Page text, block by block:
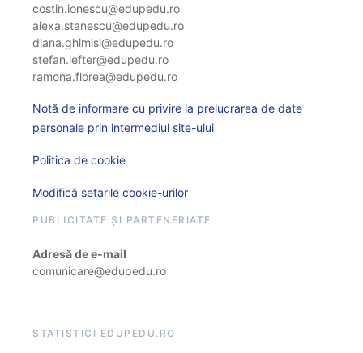
costin.ionescu@edupedu.ro
alexa.stanescu@edupedu.ro
diana.ghimisi@edupedu.ro
stefan.lefter@edupedu.ro
ramona.florea@edupedu.ro
Notă de informare cu privire la prelucrarea de date
personale prin intermediul site-ului
Politica de cookie
Modifică setarile cookie-urilor
PUBLICITATE ȘI PARTENERIATE
Adresă de e-mail
comunicare@edupedu.ro
STATISTICI EDUPEDU.RO